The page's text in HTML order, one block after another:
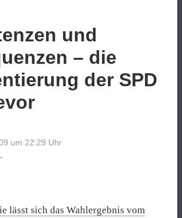
und
– die
der SPD
um 22:29 Uhr
lässt sich das Wahlergebnis vom